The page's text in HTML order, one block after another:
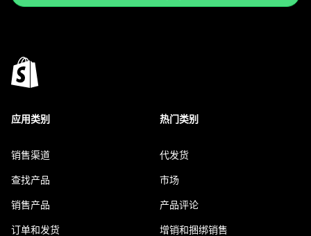
应用类别
销售渠道
查找产品
销售产品
订单和发货
热门类别
代发货
市场
产品评论
增销和捆绑销售